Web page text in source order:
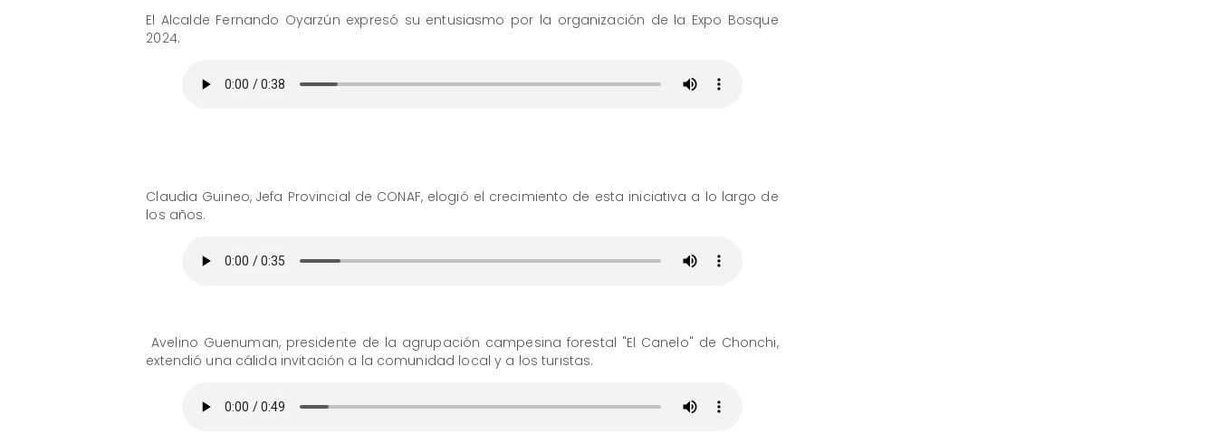
El Alcalde Fernando Oyarzún expresó su entusiasmo por la organización de la Expo Bosque
2024.
Claudia Guineo, Jefa Provincial de CONAF, elogió el crecimiento de esta iniciativa a lo largo de
los años.
​ Avelino Guenuman, presidente de la agrupación campesina forestal "El Canelo" de Chonchi,
extendió una cálida invitación a la comunidad local y a los turistas.